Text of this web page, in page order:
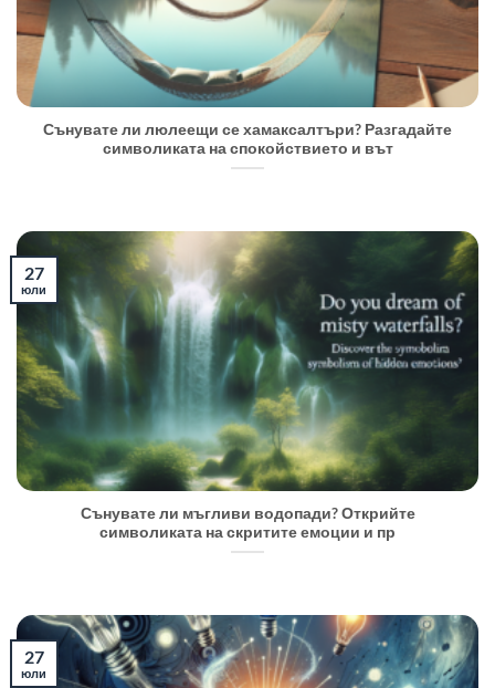
Сънувате ли люлеещи се хамаксалтъри? Разгадайте
символиката на спокойствието и вът
Сънувате ли мъгливи водопади? Открийте
символиката на скритите емоции и пр
27
юли
27
юли